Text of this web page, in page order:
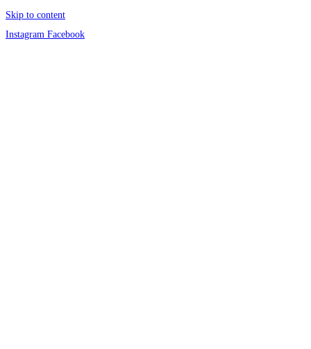
Skip to content
Instagram Facebook